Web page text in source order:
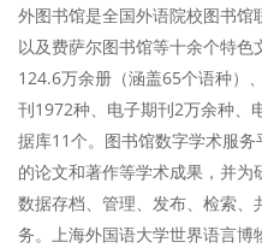
外图书馆是全国外语院校图书馆
以及费萨尔图书馆等十余个特
124.6万余册（涵盖65个语种）
刊1972种、电子期刊2万余种、
据库11个。图书馆数字学术服
的论文和著作等学术成果，并
数据存档、管理、发布、检索
务。上海外国语大学世界语言博